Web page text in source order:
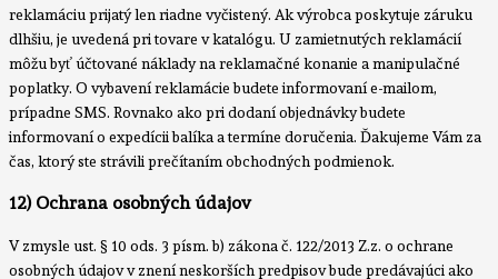
reklamáciu prijatý len riadne vyčistený. Ak výrobca poskytuje záruku
dlhšiu, je uvedená pri tovare v katalógu. U zamietnutých reklamácií
môžu byť účtované náklady na reklamačné konanie a manipulačné
poplatky. O vybavení reklamácie budete informovaní e-mailom,
prípadne SMS. Rovnako ako pri dodaní objednávky budete
informovaní o expedícii balíka a termíne doručenia. Ďakujeme Vám za
čas, ktorý ste strávili prečítaním obchodných podmienok.
12) Ochrana osobných údajov
V zmysle ust. § 10 ods. 3 písm. b) zákona č. 122/2013 Z.z. o ochrane
osobných údajov v znení neskorších predpisov bude predávajúci ako